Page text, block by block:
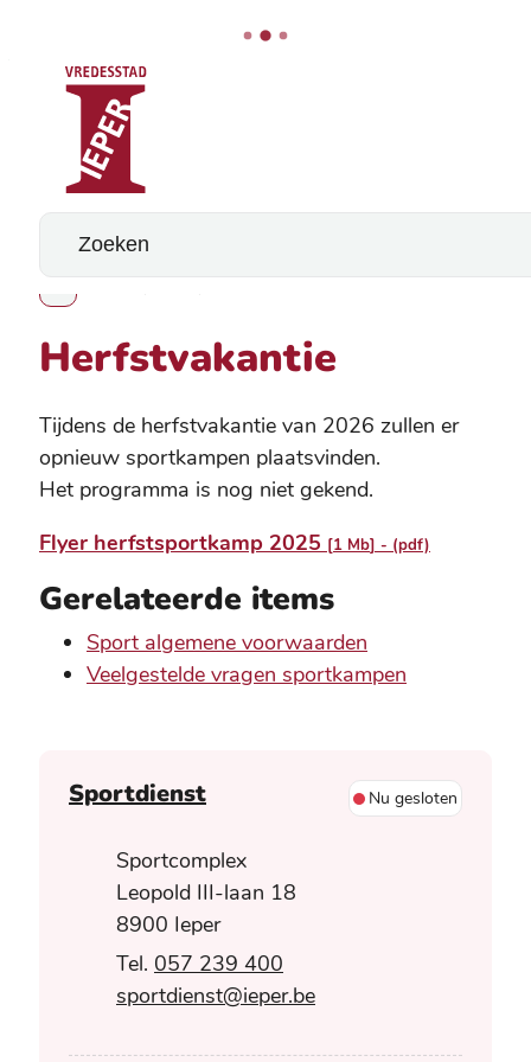
Naar inhoud
Stad Ieper
Wat zoek je?
Toon alle broodkruimel items
Herfstvakantie
Tijdens de herfstvakantie van 2026 zullen er
opnieuw sportkampen plaatsvinden.
Het programma is nog niet gekend.
Flyer herfstsportkamp 2025
1 Mb (pdf)
Gerelateerde items
Sport algemene voorwaarden
Veelgestelde vragen sportkampen
Sportdienst Nu gesloten
AdresSportcomplex
Leopold III-laan 18
,8900 Ieper
057 239 400
E-mailsportdienst@ieper.be